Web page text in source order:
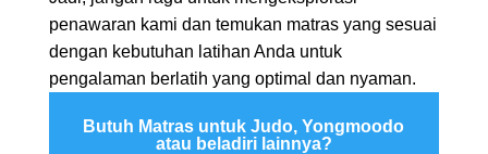
penawaran kami dan temukan matras yang sesuai
dengan kebutuhan latihan Anda untuk
pengalaman berlatih yang optimal dan nyaman.
Butuh Matras untuk Judo, Yongmoodo
atau beladiri lainnya?